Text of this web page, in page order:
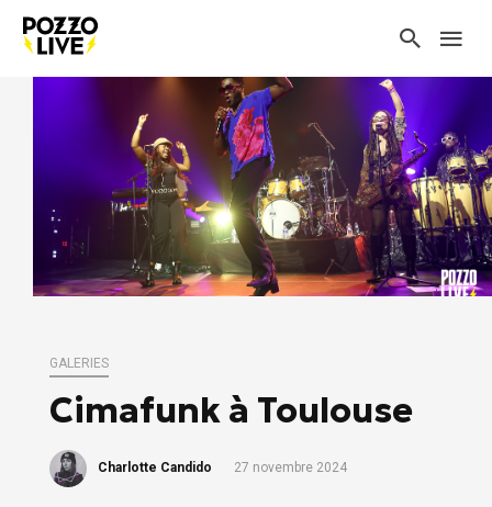
GALERIES
Cimafunk à Toulouse
Charlotte Candido 27 novembre 2024